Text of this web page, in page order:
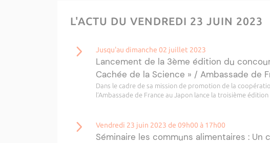
L'ACTU DU VENDREDI 23 JUIN 2023
Jusqu'au dimanche 02 juillet 2023
Lancement de la 3ème édition du
Cachée de la Science » / Ambassade de
Dans le cadre de sa mission de promotion de la
l’Ambassade de France au Japon lance la troisième édition
Vendredi 23 juin 2023 de 09h00 à 17h00
Séminaire les communs alimentaires :